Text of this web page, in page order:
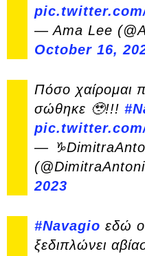
— Ama Lee
October 16,
Πόσο χαίρομαι
σώθηκε 🥹!!!
—
2023
#Navagio εδώ
ξεδιπλώνει